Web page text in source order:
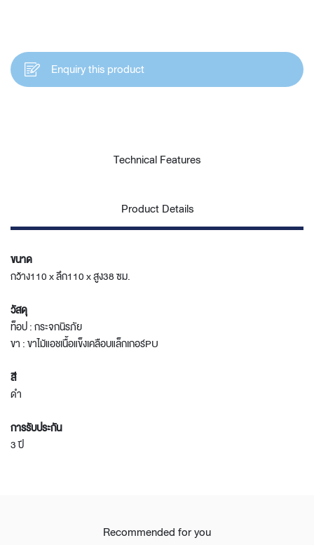
Enquiry this product
Technical Features
Product Details
ขนาด
กว้าง110 x ลึก110 x สูง38 ซม.
วัสดุ
ท็อป : กระจกนิรภัย
ขา : ขาไม้แอชเนื้อแข็งเคลือบแล็กเกอร์PU
สี
ดำ
การรับประกัน
3 ปี
Recommended for you